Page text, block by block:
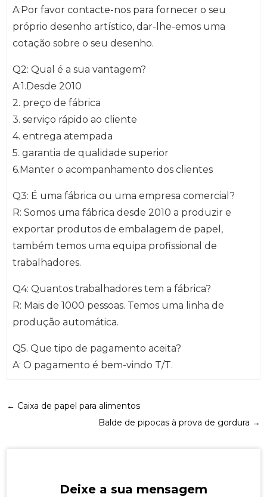
A:Por favor contacte-nos para fornecer o seu
próprio desenho artístico, dar-lhe-emos uma
cotação sobre o seu desenho.
Q2: Qual é a sua vantagem?
A:1.Desde 2010
2. preço de fábrica
3. serviço rápido ao cliente
4. entrega atempada
5. garantia de qualidade superior
6.Manter o acompanhamento dos clientes
Q3: É uma fábrica ou uma empresa comercial?
R: Somos uma fábrica desde 2010 a produzir e
exportar produtos de embalagem de papel,
também temos uma equipa profissional de
trabalhadores.
Q4: Quantos trabalhadores tem a fábrica?
R: Mais de 1000 pessoas. Temos uma linha de
produção automática.
Q5. Que tipo de pagamento aceita?
A: O pagamento é bem-vindo T/T.
← Caixa de papel para alimentos
Balde de pipocas à prova de gordura →
Deixe a sua mensagem